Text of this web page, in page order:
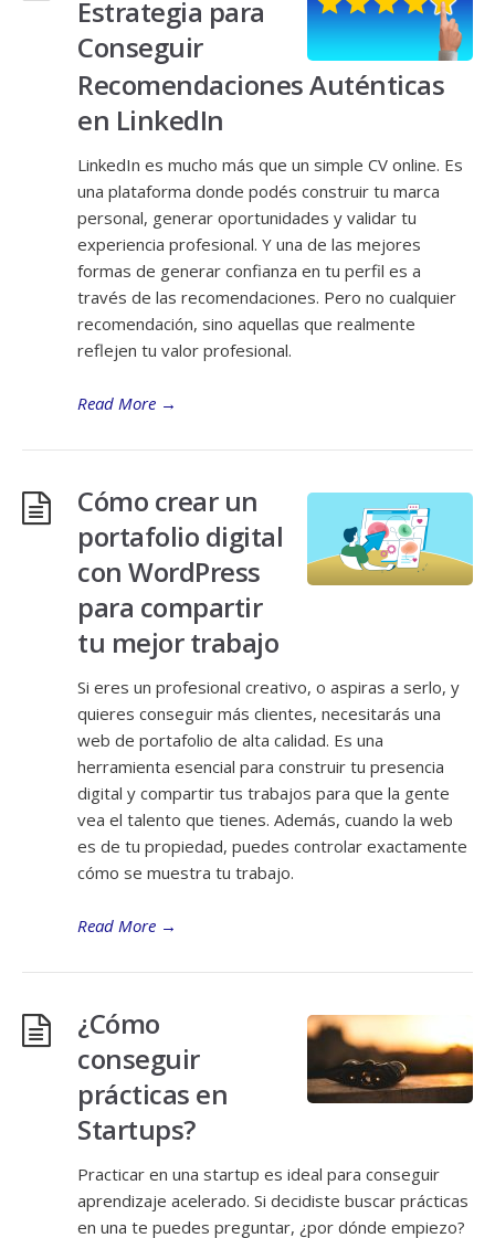
Estrategia para
Conseguir
Recomendaciones Auténticas
en LinkedIn
LinkedIn es mucho más que un simple CV online. Es
una plataforma donde podés construir tu marca
personal, generar oportunidades y validar tu
experiencia profesional. Y una de las mejores
formas de generar confianza en tu perfil es a
través de las recomendaciones. Pero no cualquier
recomendación, sino aquellas que realmente
reflejen tu valor profesional.
Read More →
Cómo crear un
portafolio digital
con WordPress
para compartir
tu mejor trabajo
Si eres un profesional creativo, o aspiras a serlo, y
quieres conseguir más clientes, necesitarás una
web de portafolio de alta calidad. Es una
herramienta esencial para construir tu presencia
digital y compartir tus trabajos para que la gente
vea el talento que tienes. Además, cuando la web
es de tu propiedad, puedes controlar exactamente
cómo se muestra tu trabajo.
Read More →
¿Cómo
conseguir
prácticas en
Startups?
Practicar en una startup es ideal para conseguir
aprendizaje acelerado. Si decidiste buscar prácticas
en una te puedes preguntar, ¿por dónde empiezo?